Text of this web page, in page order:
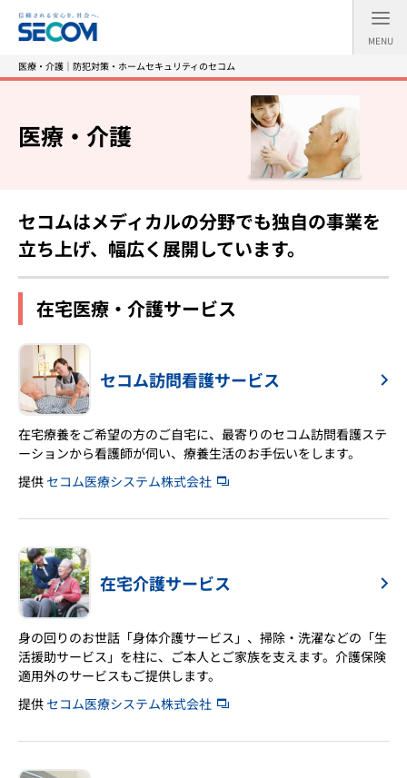
MENU
医療・介護｜防犯対策・ホームセキュリティのセコム
医療・介護
セコムはメディカルの分野でも独自の事業を
立ち上げ、幅広く展開しています。
在宅医療・介護サービス
セコム訪問看護サービス
在宅療養をご希望の方のご自宅に、最寄りのセコム訪問看護ステ
ーションから看護師が伺い、療養生活のお手伝いをします。
提供 セコム医療システム株式会社
在宅介護サービス
身の回りのお世話「身体介護サービス」、掃除・洗濯などの「生
活援助サービス」を柱に、ご本人とご家族を支えます。介護保険
適用外のサービスもご提供します。
提供 セコム医療システム株式会社